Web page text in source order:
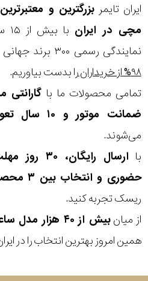
ایران تایمر بزرگترین و
مچی در ایران
نمایندگی رسمی ۳۰۰ برند جهانی است و توانسته ایم
۹۸% از خریداران
را بدست بیاوریم.
تمامی محصولات ما با
ضمانت موتور و ۱۰ سال تعویض رایگان باتری
می‌شوند.
با
ارسال
حضوری و انتخاب بین ۳ محصول
ریسک تجربه کنید.
از میانبیش از ۴۰ هزار مدل ساعت و اکسسوری اورجینال
همین امروز بهترین انتخاب را در